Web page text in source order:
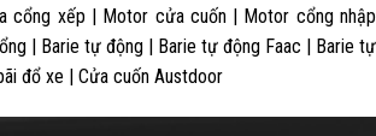
cổng xếp | Motor cửa cuốn | Motor cổng nhập
| Barie tự động | Barie tự động Faac | Barie tự
đổ xe | Cửa cuốn Austdoor